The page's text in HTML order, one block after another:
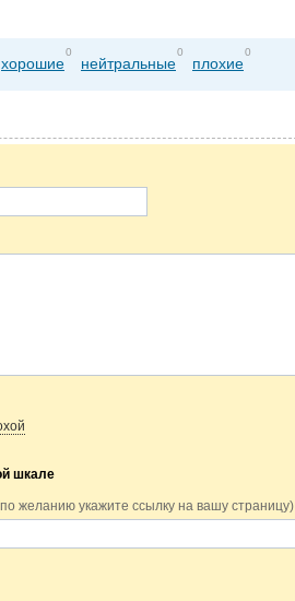
хорошие
0
нейтральные
0
плохие
0
шкале
желанию укажите ссылку на вашу страницу)